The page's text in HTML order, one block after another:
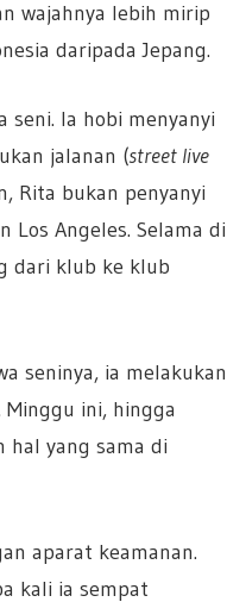
wajahnya lebih mirip
daripada Jepang.
seni. Ia hobi menyanyi
jalanan (street live
Rita bukan penyanyi
Los Angeles. Selama di
dari klub ke klub
seninya, ia melakukan
ini, hingga
hal yang sama di
aparat keamanan.
kali ia sempat